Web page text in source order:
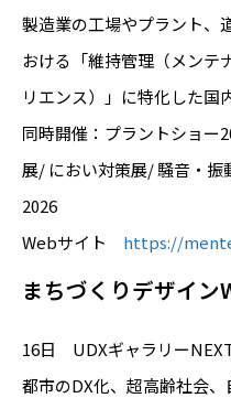
製造業の工場やプラント、
おける「維持管理（メンテ
リエンス）」に特化した
同時開催：プラントショー
展/ におい対策展/ 騒音・
2026
Webサイト https://
まちづくりデザイン
16日 UDXギャラリー
都市のDX化、超高齢社会